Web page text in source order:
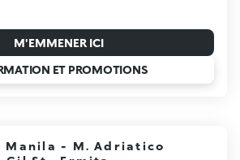
M'EMMENER ICI
ET PROMOTIONS
Manila - M. Adriatico